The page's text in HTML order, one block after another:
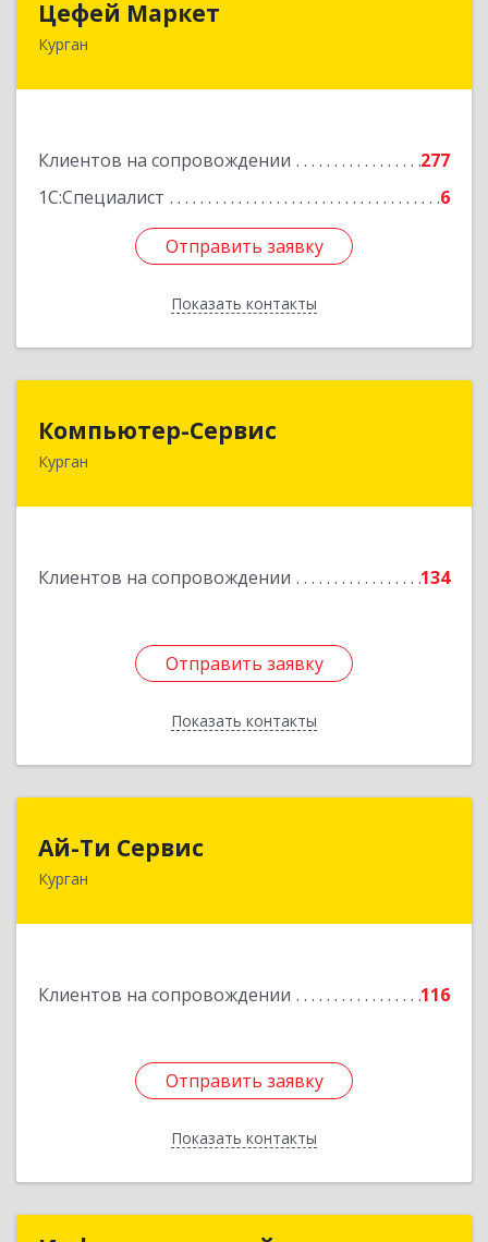
Цефей Маркет
Курган
Клиентов на сопровождении
277
1С:Специалист
6
Отправить заявку
Показать контакты
640002, Курганская обл, Курган г, М.Горького
Отправить заявку
Назад
Компьютер-Сервис
Курган
Клиентов на сопровождении 134
Отправить заявку
Показать контакты
Отправить заявку
Назад
Ай-Ти Сервис
Курган
Клиентов на сопровождении 116
Отправить заявку
Показать контакты
Отправить заявку
Назад